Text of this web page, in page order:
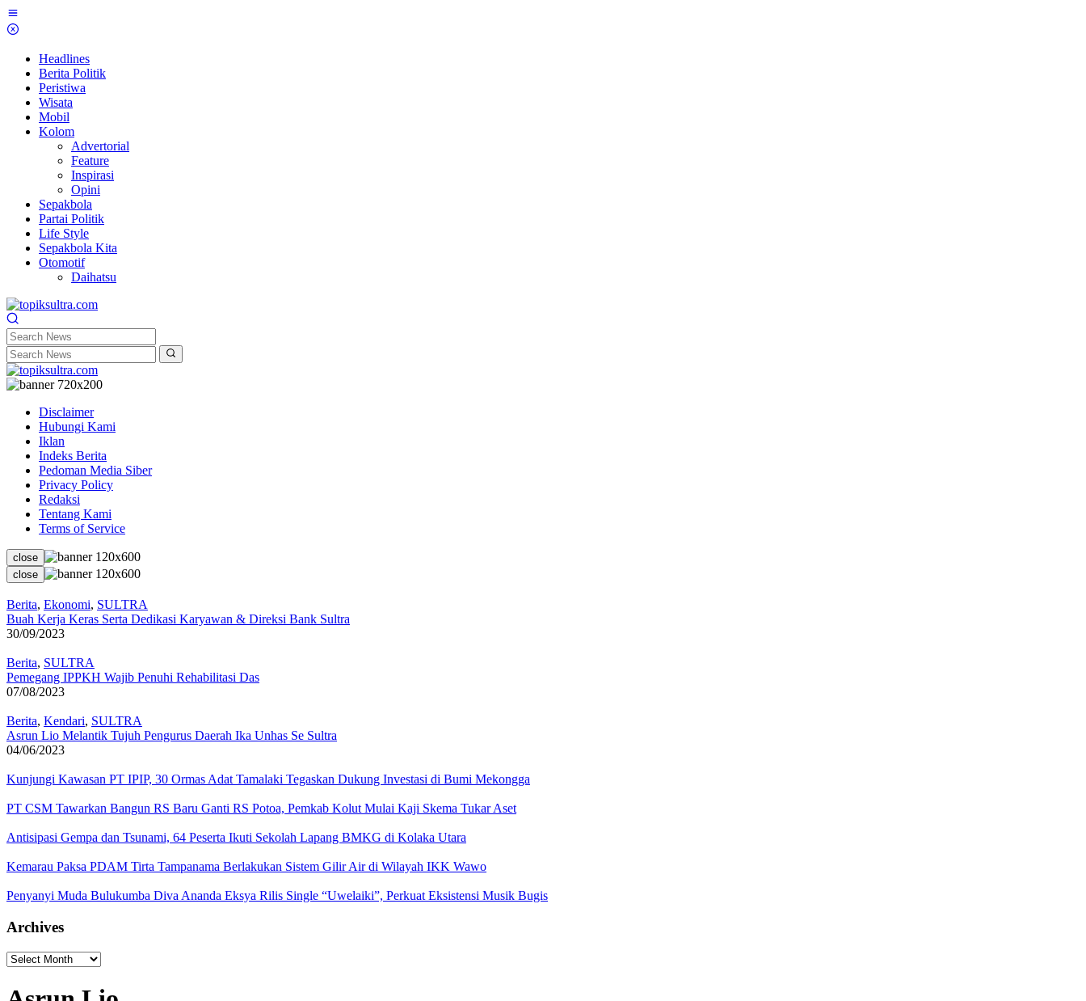
Skip
to
Headlines
Berita Politik
Peristiwa
Wisata
Mobil
Kolom
Advertorial
Feature
Inspirasi
Opini
Sepakbola
Partai Politik
Life Style
Sepakbola Kita
Otomotif
Daihatsu
Disclaimer
Hubungi Kami
Iklan
Indeks Berita
Pedoman Media Siber
Privacy Policy
Redaksi
Tentang Kami
Terms of Service
close
close
Berita, Ekonomi, SULTRA
Buah Kerja Keras Serta Dedikasi Karyawan & Direksi Bank Sultra
30/09/2023
Berita, SULTRA
Pemegang IPPKH Wajib Penuhi Rehabilitasi Das
07/08/2023
Berita, Kendari, SULTRA
Asrun Lio Melantik Tujuh Pengurus Daerah Ika Unhas Se Sultra
04/06/2023
Kunjungi Kawasan PT IPIP, 30 Ormas Adat Tamalaki Tegaskan Dukung Investasi di Bumi Mekongga
PT CSM Tawarkan Bangun RS Baru Ganti RS Potoa, Pemkab Kolut Mulai Kaji Skema Tukar Aset
Antisipasi Gempa dan Tsunami, 64 Peserta Ikuti Sekolah Lapang BMKG di Kolaka Utara
Kemarau Paksa PDAM Tirta Tampanama Berlakukan Sistem Gilir Air di Wilayah IKK Wawo
Penyanyi Muda Bulukumba Diva Ananda Eksya Rilis Single “Uwelaiki”, Perkuat Eksistensi Musik Bugis
Archives
Archives